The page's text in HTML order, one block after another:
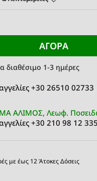
ΑΓΟΡΆ
διαθέσιμο 1-3 ημέρες
+30 26510 02733
ΑΛΙΜΟΣ, Λεωφ.
+30 210 98 12 335
με έως 12 Άτοκες Δόσεις